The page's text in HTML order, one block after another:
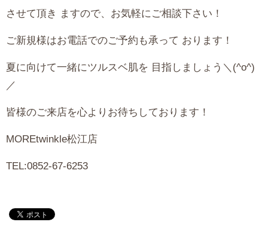
させて頂き ますので、お気軽にご相談下さい！
ご新規様はお電話でのご予約も承って おります！
夏に向けて一緒にツルスベ肌を 目指しましょう＼(^o^)
／
皆様のご来店を心よりお待ちしております！
MOREtwinkle松江店
TEL:0852-67-6253